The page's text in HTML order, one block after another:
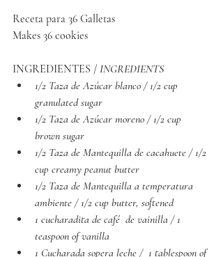
Receta para 36 Galletas
Makes 36 cookies
INGREDIENTES / INGREDIENTS
1/2 Taza de Azúcar blanco / 1/2 cup
granulated sugar
1/2 Taza de Azúcar moreno / 1/2 cup
brown sugar
1/2 Taza de Mantequilla de cacahuete / 1/2
cup creamy peanut butter
1/2 Taza de Mantequilla a temperatura
ambiente / 1/2 cup butter, softened
1 cucharadita de café  de vainilla / 1
teaspoon of vanilla
1 Cucharada sopera leche /  1 tablespoon of